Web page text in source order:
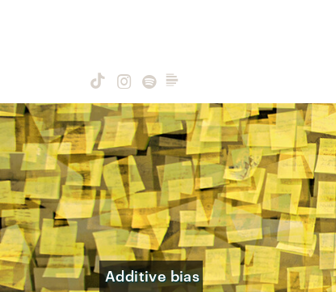
Additive bias